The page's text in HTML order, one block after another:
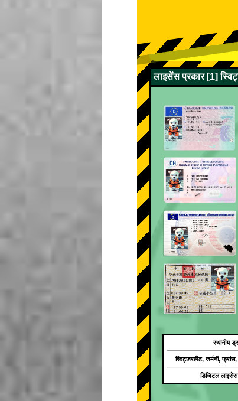
लाइसेंस प्रकार [1]
स्थानीय
स्विट्जरलैंड, जर्मनी, फ्रांस,
डिजिटल लाइसेंस